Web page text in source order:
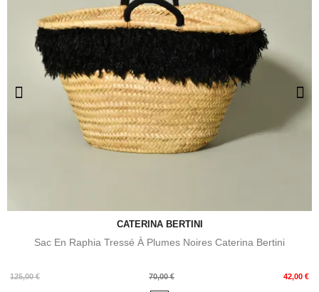
CATERINA BERTINI
Sac En Raphia Tressé À Plumes Noires Caterina Bertini
125,00 €
Prix
70,00 € 42,00 €
Prix